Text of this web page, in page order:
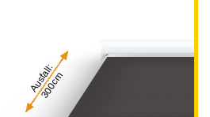
Ausfall:
300cm